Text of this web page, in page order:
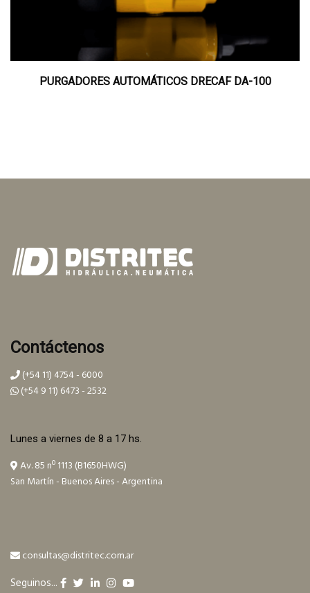
PURGADORES AUTOMÁTICOS DRECAF DA-100
Contáctenos
(+54 11) 4754 - 6000
(+54 9 11) 6473 - 2532
Lunes a viernes de 8 a 17 hs.
Av. 85 nº 1113 (B1650HWG)
San Martín - Buenos Aires - Argentina
consultas@distritec.com.ar
Seguinos...